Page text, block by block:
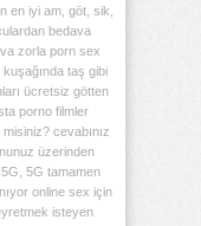
en iyi am, göt, sik,
bedava
zorla porn sex
taş gibi
ücretsiz götten
porno filmler
cevabınız
üzerinden
5G tamamen
online sex için
isteyen